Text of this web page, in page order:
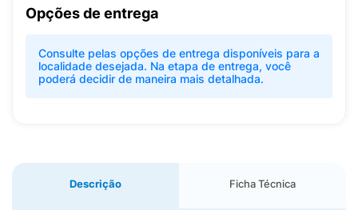
Opções de entrega
Consulte pelas opções de entrega disponíveis para a
localidade desejada. Na etapa de entrega, você
poderá decidir de maneira mais detalhada.
Descrição Ficha Técnica